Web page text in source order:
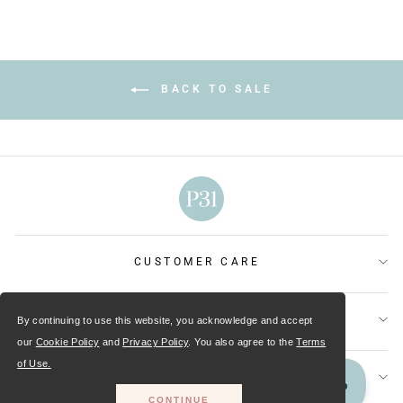
By continuing to use this website, you acknowledge and accept
our Cookie Policy and Privacy Policy. You also agree to theTerms
of Use.
CONTINUE
BACK TO SALE
CUSTOMER CARE
OUR MINISTRIES